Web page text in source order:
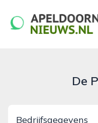
apeldoornsnieuws.nl
De
Bedrijfsgegevens